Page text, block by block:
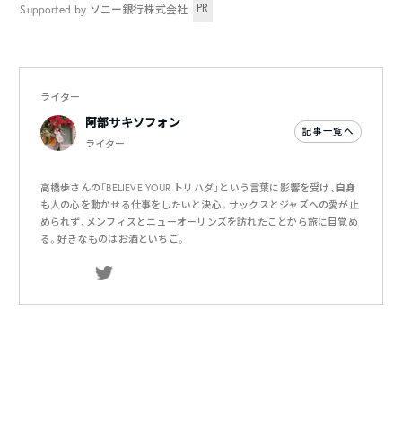
Supported by ソニー銀行株式会社
PR
ライター
阿部サキソフォン
ライター
記事一覧へ
高橋歩さんの「BELIEVE YOUR トリハダ」という言葉に影響を受け、自身
も人の心を動かせる仕事をしたいと決心。サックスとジャズへの愛が止
められず、メンフィスとニューオーリンズを訪れたことから旅に目覚め
る。好きなものはお酒といちご。